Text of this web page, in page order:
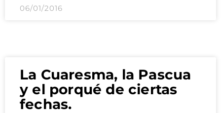
06/01/2016
La Cuaresma, la Pascua
y el porqué de ciertas
fechas.